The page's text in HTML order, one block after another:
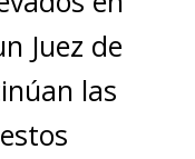
Juez de
las